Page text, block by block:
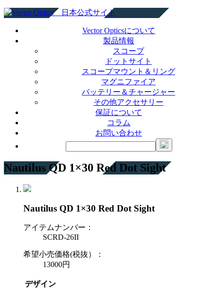
Vector Opticsについて
製品情報
スコープ
ドットサイト
スコープマウント＆リング
マグニファイア
バッテリー＆チャージャー
その他アクセサリー
保証について
コラム
お問い合わせ
Nautilus QD 1×30 Red Dot Sight
Nautilus QD 1×30 Red Dot Sight
アイテムナンバー：
SCRD-26II
希望小売価格(税抜）：
13000円
デザイン